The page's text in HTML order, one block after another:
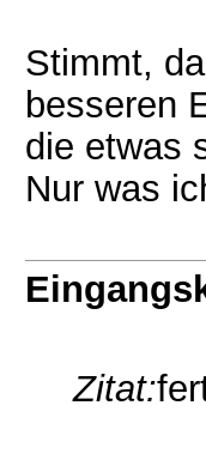
Stimmt,
besseren
die etwas
Nur was
Zitat: